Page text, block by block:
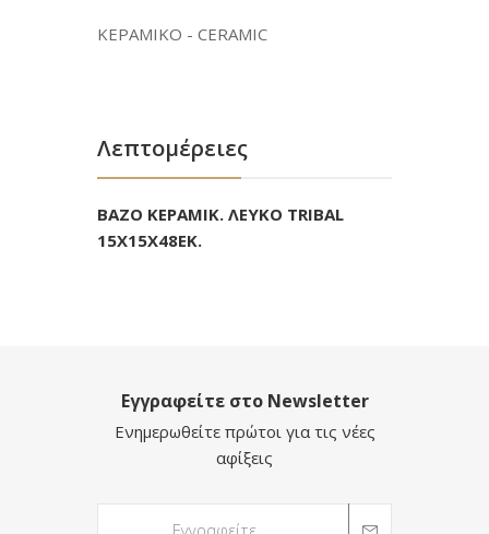
ΚΕΡΑΜΙΚΟ - CERAMIC
Λεπτομέρειες
BAZO ΚΕΡΑΜΙΚ. ΛΕΥΚΟ TRIBAL
15Χ15Χ48ΕΚ.
Εγγραφείτε στο Newsletter
Ενημερωθείτε πρώτοι για τις νέες
αφίξεις